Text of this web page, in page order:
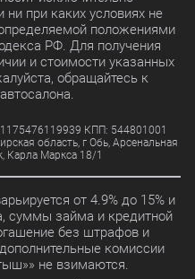
при каких условиях не
положениями
РФ. Для получения
и стоимости указанных
обращайтесь к
КПП: 544801001
область, г Обь, Арсенальная
Карла Маркса 18/1
от 4.9% до 15% и
суммы займа и кредитной
без штрафов и
комиссии
не взимаются.